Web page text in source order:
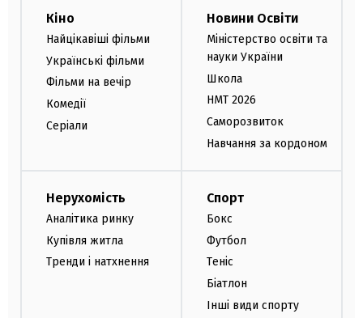
Кіно
Найцікавіші фільми
Українські фільми
Фільми на вечір
Комедії
Серіали
Новини Освіти
Міністерство освіти та
науки України
Школа
НМТ 2026
Саморозвиток
Навчання за кордоном
Нерухомість
Аналітика ринку
Купівля житла
Тренди і натхнення
Спорт
Бокс
Футбол
Теніс
Біатлон
Інші види спорту